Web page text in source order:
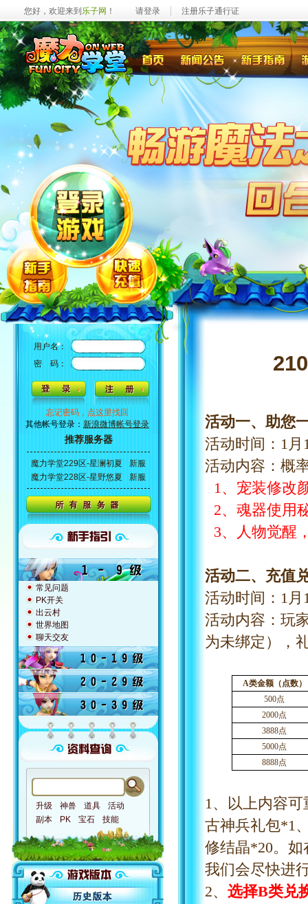
您好，欢迎来到 乐子网 ！ 请登录 注册乐子通行证
活动一、助您
活动时间： 1月
活动内容：概
1、宠装修改
2、魂器使用
3、人物觉醒
活动二、充值
活动时间： 1月
活动内容：玩
为未绑定），
A类金额（点数）
500点
2000点
3888点
5000点
8888点
1、以上内容
古神兵礼包*1
修结晶*20。
我们会尽快进
2、 选择B类兑
用户名：
密 码：
忘记密码，点这里找回
其他帐号登录： 新浪微博帐号登录
推荐服务器
魔力学堂229区-星澜初夏
新服
魔力学堂228区-星野悠夏
新服
常见问题
PK开关
出云村
世界地图
聊天交友
升级 神兽 道具
活动
副本
PK 宝石 技能